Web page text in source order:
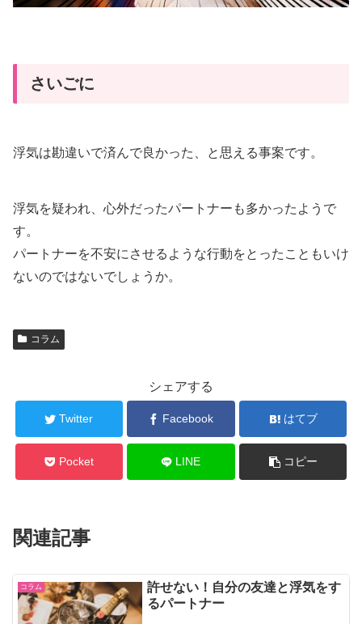
さいごに
浮気は勘違いで済んで良かった、と思える事案です。
浮気を疑われ、心外だったパートナーも多かったようで
す。
パートナーを不安にさせるような行動をとったこともいけ
ないのではないでしょうか。
コラム
シェアする
Twitter Facebook はてブ
Pocket LINE コピー
関連記事
コラム
許せない！自分の友達と浮気をす
るパートナー